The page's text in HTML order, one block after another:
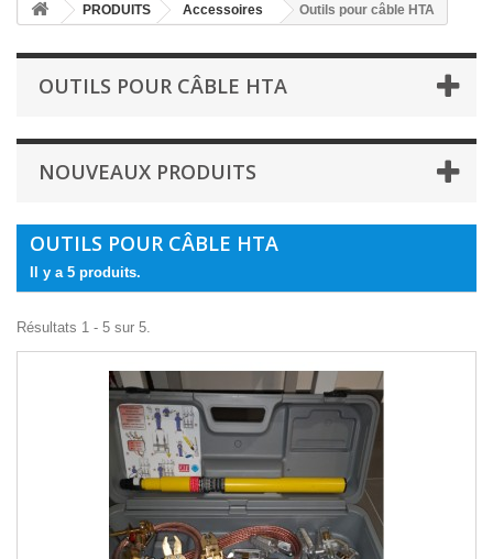
PRODUITS Accessoires Outils pour câble HTA
OUTILS POUR CÂBLE HTA
NOUVEAUX PRODUITS
OUTILS POUR CÂBLE HTA
Il y a 5 produits.
Résultats 1 - 5 sur 5.